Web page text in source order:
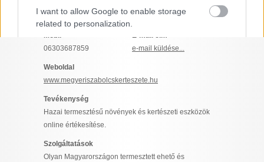
I want to allow Google to enable storage
related to personalization.
I want to allow Google to enable storage
functionality and fraud prevention, and other
user protection.
2721 Pilis, Békáskai Szőlők 2. Pest megye
Mobil
06303687859
E-mail cím
e-mail küldése...
Weboldal
www.megyeriszabolcskerteszete.hu
Tevékenység
Hazai termesztésű növények és kertészeti eszközök
online értékesítése.
Szolgáltatások
Olyan Magyarországon termesztett ehető és